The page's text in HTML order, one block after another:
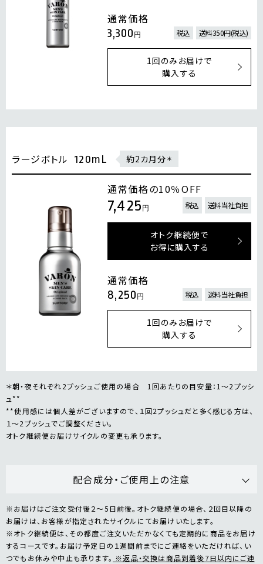
通常価格
3,300 円 税込 送料350円(税込)
1回のみお届けで
購入する
ラージボトル 120mL 約2カ月分 ＊
通常価格の10％OFF
7,425 円 税込 送料当社負担
オトク継続便で
お得に購入する
通常価格
8,250 円 税込 送料当社負担
1回のみお届けで
購入する
＊朝・夜それぞれ2プッシュご使用の場合 1回あたりの目安量：1～2プッシ
ュ**
**使用感には個人差がございますので、１回2プッシュだと多く感じる方は、
１～2プッシュでご調整ください。
オトク継続便お届けサイクルの変更も承ります。
配合成分・ご使用上の注意
※お届けはご注文受付後２～5日前後。オトク継続便の場合、２回目以降の
お届けは、お客様が指定されたサイクルにてお届けいたします。
※オトク継続便は、その都度ご注文いただかなくても定期的に商品をお届け
するコースです。お届け予定日の１週間前までにご連絡をいただければ、い
つでもお休みや中止も承ります。 ※返品・交換は商品到着後7日以内にご連